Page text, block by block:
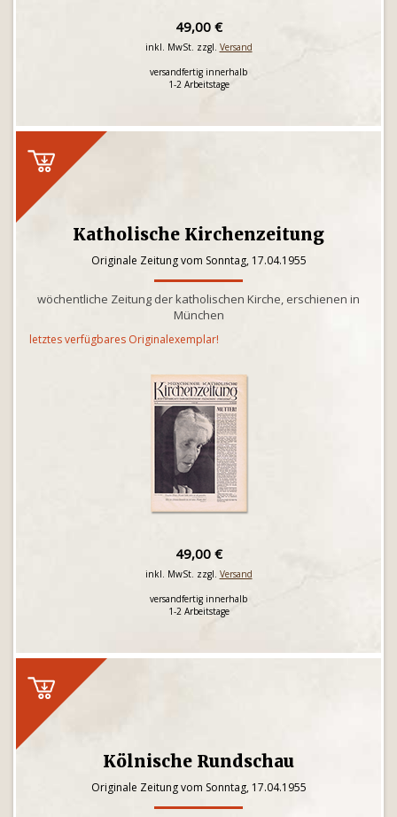
49,00 €
inkl. MwSt. zzgl. Versand
versandfertig innerhalb
1-2 Arbeitstage
Katholische Kirchenzeitung
Originale Zeitung vom Sonntag, 17.04.1955
wöchentliche Zeitung der katholischen Kirche, erschienen in
München
letztes verfügbares Originalexemplar!
49,00 €
inkl. MwSt. zzgl. Versand
versandfertig innerhalb
1-2 Arbeitstage
Kölnische Rundschau
Originale Zeitung vom Sonntag, 17.04.1955